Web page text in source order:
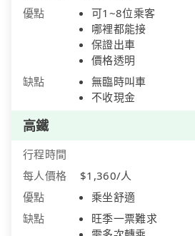
優點
可1~8位乘客
哪裡都能接
保證出車
價格透明
缺點
無臨時叫車
不收現金
高鐵
行程時間
每人價格
$1,360/人
優點
乘坐舒適
缺點
旺季一票難求